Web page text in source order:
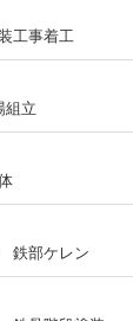
工事着工
立
鉄部ケレン